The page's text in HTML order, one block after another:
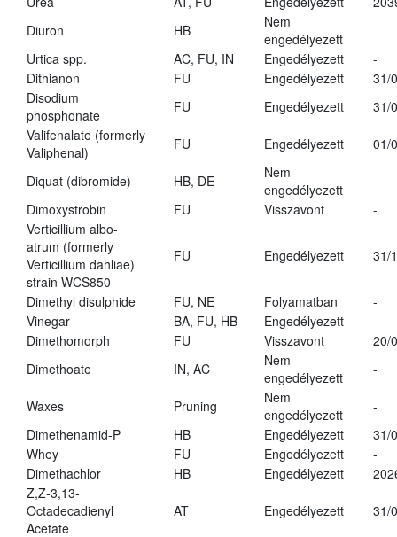
Diuron
HB
Nem
engedélyezett
Urtica spp.
AC, FU, IN Engedélyezett
-
Dithianon
FU Engedélyezett
31/
Disodium
phosphonate
FU Engedélyezett
31/
Valifenalate (formerly
Valiphenal)
FU Engedélyezett 01/
Diquat (dibromide) HB, DE
Nem
engedélyezett
-
Dimoxystrobin
FU Visszavont
-
Verticillium albo-
atrum (formerly
Verticillium dahliae)
strain WCS850
FU Engedélyezett 31/
Dimethyl disulphide FU, NE Folyamatban
-
Vinegar
BA, FU, HB Engedélyezett
-
Dimethomorph
FU Visszavont
20/
Dimethoate
IN, AC
Nem
engedélyezett
-
Waxes Pruning
Nem
engedélyezett
-
Dimethenamid-P
HB Engedélyezett
31/
Whey
FU Engedélyezett
-
Dimethachlor
HB Engedélyezett
Z,Z-3,13-
Octadecadienyl
Acetate
AT Engedélyezett 31/